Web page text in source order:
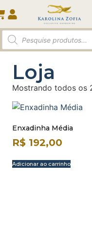
Loja
Mostrando todos os
Enxadinha Média
R$ 192,00
Adicionar ao carrinho